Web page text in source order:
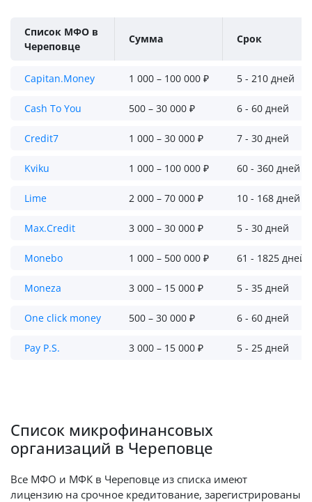
Список МФО в
Череповце
Сумма Срок
Capitan.Money 1 000 – 100 000 ₽ 5 - 210 дней
Cash To You 500 – 30 000 ₽ 6 - 60 дней
Credit7 1 000 – 30 000 ₽ 7 - 30 дней
Kviku 1 000 – 100 000 ₽ 60 - 360 дней
Lime 2 000 – 70 000 ₽ 10 - 168 дней
Max.Credit 3 000 – 30 000 ₽ 5 - 30 дней
Monebo 1 000 – 500 000 ₽ 61 - 1825 дней
Moneza 3 000 – 15 000 ₽ 5 - 35 дней
One click money 500 – 30 000 ₽ 6 - 60 дней
Pay P.S. 3 000 – 15 000 ₽ 5 - 25 дней
Список микрофинансовых
организаций в Череповце
Все МФО и МФК в Череповце из списка имеют
лицензию на срочное кредитование, зарегистрированы